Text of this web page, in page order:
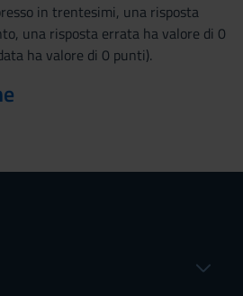
in trentesimi, una risposta
una risposta errata ha valore di 0
ha valore di 0 punti).